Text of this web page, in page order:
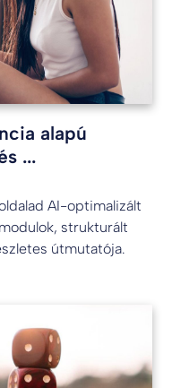
alapú
...
AI-optimalizált
strukturált
útmutatója.